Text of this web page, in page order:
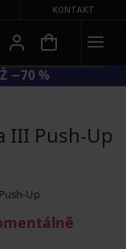
KONTAKT
−70 %
III Push-Up